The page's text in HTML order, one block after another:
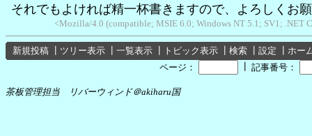
それでもよければ精一杯書きますので、よろしくお
<Mozilla/4.0 (compatible; MSIE 6.0; Windows NT 5.1; SV1; .NET
新規投稿 ツリー表示 一覧表示 トピック表示 検索 設定
ホー
ページ：
記事番号：
茶板管理担当 リバーウィンド＠akiharu国